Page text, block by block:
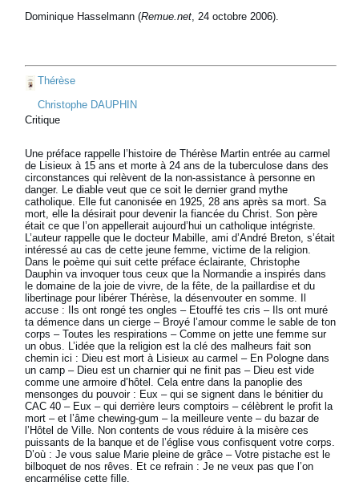
Dominique Hasselmann (Remue.net, 24 octobre 2006).
Thérèse
Christophe DAUPHIN
Critique
Une préface rappelle l’histoire de Thérèse Martin entrée au carmel
de Lisieux à 15 ans et morte à 24 ans de la tuberculose dans des
circonstances qui relèvent de la non-assistance à personne en
danger. Le diable veut que ce soit le dernier grand mythe
catholique. Elle fut canonisée en 1925, 28 ans après sa mort. Sa
mort, elle la désirait pour devenir la fiancée du Christ. Son père
était ce que l’on appellerait aujourd’hui un catholique intégriste.
L’auteur rappelle que le docteur Mabille, ami d’André Breton, s’était
intéressé au cas de cette jeune femme, victime de la religion.
Dans le poème qui suit cette préface éclairante, Christophe
Dauphin va invoquer tous ceux que la Normandie a inspirés dans
le domaine de la joie de vivre, de la fête, de la paillardise et du
libertinage pour libérer Thérèse, la désenvouter en somme. Il
accuse : Ils ont rongé tes ongles – Etouffé tes cris – Ils ont muré
ta démence dans un cierge – Broyé l’amour comme le sable de ton
corps – Toutes les respirations – Comme on jette une femme sur
un obus. L’idée que la religion est la clé des malheurs fait son
chemin ici : Dieu est mort à Lisieux au carmel – En Pologne dans
un camp – Dieu est un charnier qui ne finit pas – Dieu est vide
comme une armoire d’hôtel. Cela entre dans la panoplie des
mensonges du pouvoir : Eux – qui se signent dans le bénitier du
CAC 40 – Eux – qui derrière leurs comptoirs – célèbrent le profit la
mort – et l’âme chewing-gum – la meilleure vente – du bazar de
l’Hôtel de Ville. Non contents de vous réduire à la misère ces
puissants de la banque et de l’église vous confisquent votre corps.
D’où : Je vous salue Marie pleine de grâce – Votre pistache est le
bilboquet de nos rêves. Et ce refrain : Je ne veux pas que l’on
encarmélise cette fille.